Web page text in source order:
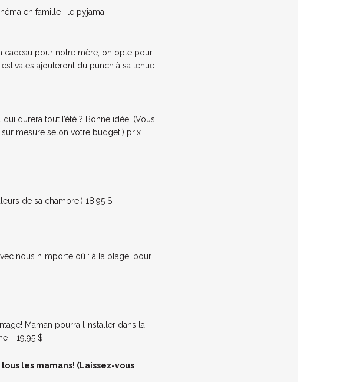
en famille : le pyjama!
cadeau pour notre mère, on opte pour
ajouteront du punch à sa tenue.
durera tout l’été ? Bonne idée! (Vous
mesure selon votre budget.) prix
de sa chambre!) 18,95 $
nous n’importe où : à la plage, pour
Maman pourra l’installer dans la
! 19,95 $
les mamans! (Laissez-vous